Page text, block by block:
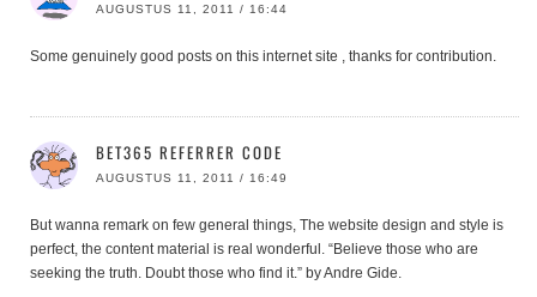
AUGUSTUS 11, 2011 / 16:44
Some genuinely good posts on this internet site , thanks for contribution.
BET365 REFERRER CODE
AUGUSTUS 11, 2011 / 16:49
But wanna remark on few general things, The website design and style is
perfect, the content material is real wonderful. “Believe those who are
seeking the truth. Doubt those who find it.” by Andre Gide.